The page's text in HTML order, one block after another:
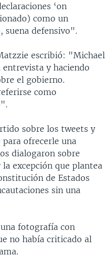
‘on
como un
suena defensivo".
escribió: "Michael
entrevista y haciendo
el gobierno.
como
sobre los tweets y
ofrecerle una
dialogaron sobre
excepción que plantea
de Estados
sin una
fotografía con
no había criticado al